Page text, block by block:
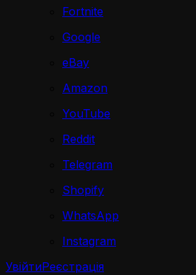
Fortnite
Google
eBay
Amazon
YouTube
Reddit
Telegram
Shopify
WhatsApp
Instagram
УвійтиРеєстрація